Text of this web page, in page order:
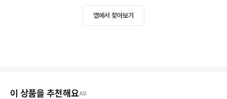
앱에서 찾아보기
이 상품을 추천해요AD